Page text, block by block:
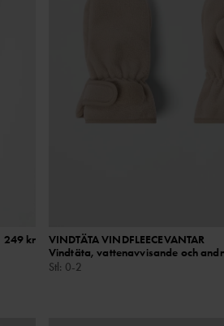
249 kr
VINDTÄTA VINDFLEECEVANTAR
Vindtäta, vattenavvisande och
Stl: 0-2